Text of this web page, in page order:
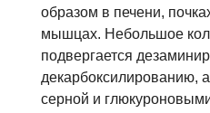
образом в печени,
мышцах. Небольшое
подвергается
декарбоксилированию,
серной и